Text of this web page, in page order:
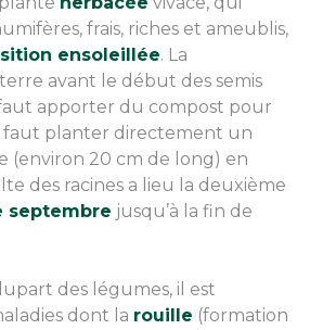
frais, riches et ameublis,
ensoleillée. La
avant le début des semis
apporter du compost pour
faut planter directement un
(environ 20 cm de long) en
des racines a lieu la deuxième
septembre jusqu’à la fin de
des légumes, il est
dont la rouille (formation